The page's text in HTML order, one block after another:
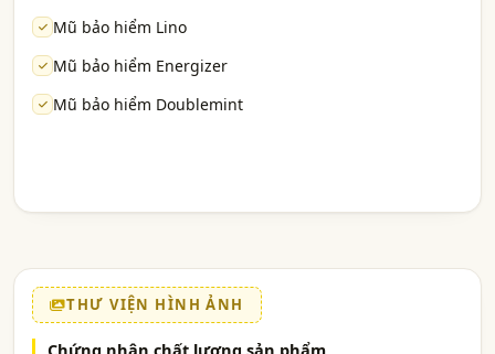
Mũ bảo hiểm Lino
Mũ bảo hiểm Energizer
Mũ bảo hiểm Doublemint
THƯ VIỆN HÌNH ẢNH
Chứng nhận chất lượng sản phẩm